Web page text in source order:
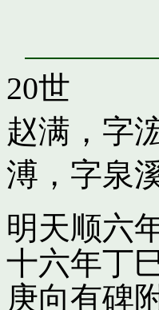
20世
赵满，字
溥，字泉
明天顺六
十六年丁
庚向有碑